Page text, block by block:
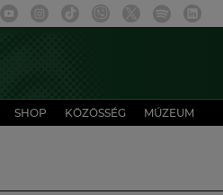
SHOP KÖZÖSSÉG MÚZEUM